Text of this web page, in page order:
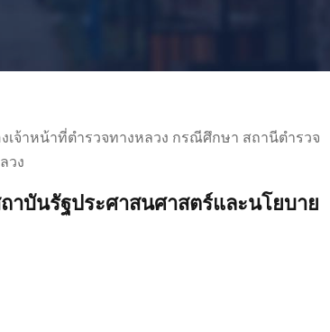
จ้าหน้าที่ตำรวจทางหลวง กรณีศึกษา สถานีตำรวจ
วง
าบันรัฐประศาสนศาสตร์และนโยบาย